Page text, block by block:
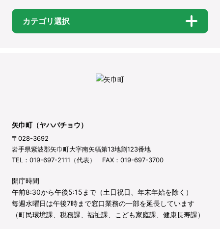
カテゴリ選択
矢巾町（ヤハバチョウ）
〒028-3692
岩手県紫波郡矢巾町大字南矢幅第13地割123番地
TEL：019-697-2111（代表） FAX：019-697-3700
開庁時間
午前8:30から午後5:15まで（土日祝日、年末年始を除く）
毎週水曜日は午後7時まで窓口業務の一部を延長しています
（町民環境課、税務課、福祉課、こども家庭課、健康長寿課）